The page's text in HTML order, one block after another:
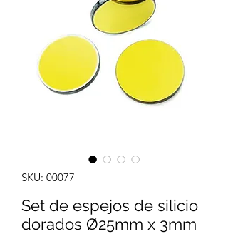
SKU: 00077
Set de espejos de silicio
dorados Ø25mm x 3mm